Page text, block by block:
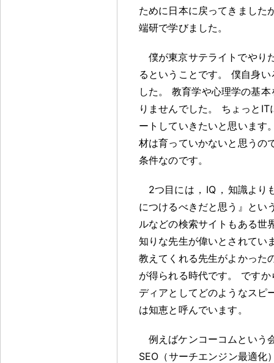
ために日本に戻ってきました
端研で学びました 。
僕が東京サテライトでやり
るということです。
僕自身い
した 。
教育学や心理学の基
りませんでした 。
ちょっとIT
ートしていきたいと思います
材は育っていかないと思うの
条件なのです。
2つ目には ， IQ ， 知識より
につけるべきだと思う』とい
ルなどの検索サイトもある世
知りな先生が偉いとされてい
教えてくれる先生がよかった
が得られる時代です。
ですか
ディアとしてどのようなスピ
は知恵と呼んでいます 。
例えばケンコーコムという
SEO（サーチエンジン最適化